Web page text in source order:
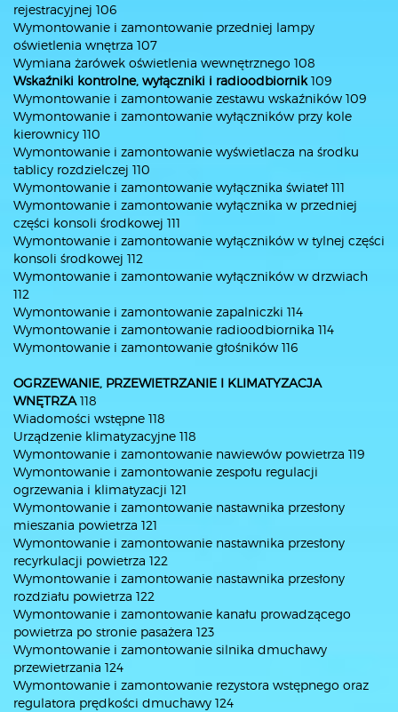
rejestracyjnej 106
Wymontowanie i zamontowanie przedniej lampy
oświetlenia wnętrza 107
Wymiana żarówek oświetlenia wewnętrznego 108
Wskaźniki kontrolne, wyłączniki i radioodbiornik109
Wymontowanie i zamontowanie zestawu wskaźników 109
Wymontowanie i zamontowanie wyłączników przy kole
kierownicy 110
Wymontowanie i zamontowanie wyświetlacza na środku
tablicy rozdzielczej 110
Wymontowanie i zamontowanie wyłącznika świateł 111
Wymontowanie i zamontowanie wyłącznika w przedniej
części konsoli środkowej 111
Wymontowanie i zamontowanie wyłączników w tylnej części
konsoli środkowej 112
Wymontowanie i zamontowanie wyłączników w drzwiach
112
Wymontowanie i zamontowanie zapalniczki 114
Wymontowanie i zamontowanie radioodbiornika 114
Wymontowanie i zamontowanie głośników 116
OGRZEWANIE, PRZEWIETRZANIE I KLIMATYZACJA
WNĘTRZA 118
Wiadomości wstępne 118
Urządzenie klimatyzacyjne 118
Wymontowanie i zamontowanie nawiewów powietrza 119
Wymontowanie i zamontowanie zespołu regulacji
ogrzewania i klimatyzacji 121
Wymontowanie i zamontowanie nastawnika przesłony
mieszania powietrza 121
Wymontowanie i zamontowanie nastawnika przesłony
recyrkulacji powietrza 122
Wymontowanie i zamontowanie nastawnika przesłony
rozdziału powietrza 122
Wymontowanie i zamontowanie kanału prowadzącego
powietrza po stronie pasażera 123
Wymontowanie i zamontowanie silnika dmuchawy
przewietrzania 124
Wymontowanie i zamontowanie rezystora wstępnego oraz
regulatora prędkości dmuchawy 124